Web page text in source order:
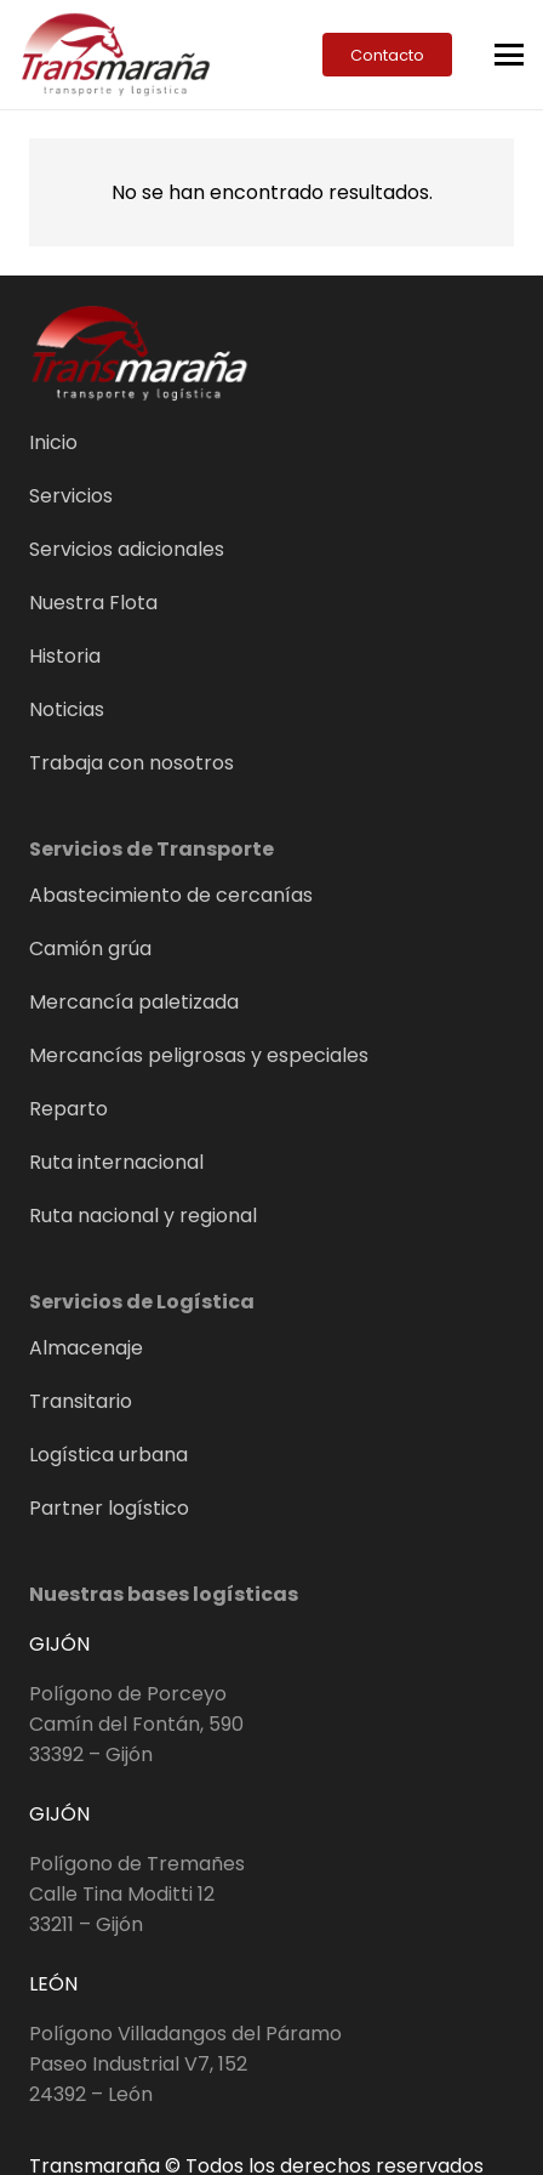
Contacto
No se han encontrado resultados.
Inicio
Servicios
Servicios adicionales
Nuestra Flota
Historia
Noticias
Trabaja con nosotros
Servicios de Transporte
Abastecimiento de cercanías
Camión grúa
Mercancía paletizada
Mercancías peligrosas y especiales
Reparto
Ruta internacional
Ruta nacional y regional
Servicios de Logística
Almacenaje
Transitario
Logística urbana
Partner logístico
Nuestras bases logísticas
GIJÓN
Polígono de Porceyo
Camín del Fontán, 590
33392 – Gijón
GIJÓN
Polígono de Tremañes
Calle Tina Moditti 12
33211 – Gijón
LEÓN
Polígono Villadangos del Páramo
Paseo Industrial V7, 152
24392 – León
Transmaraña © Todos los derechos reservados